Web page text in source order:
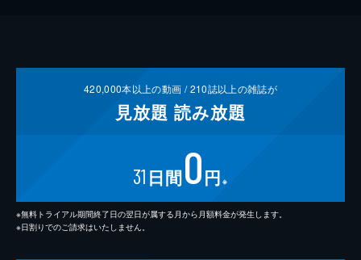
420,000本以上の動画 /210誌以上の雑誌が
見放題 読み放題
31 日間0円 ※
※無料トライアル期間終了日の翌日が属する月から月額料金が発生します。
※日割りでのご請求はいたしません。